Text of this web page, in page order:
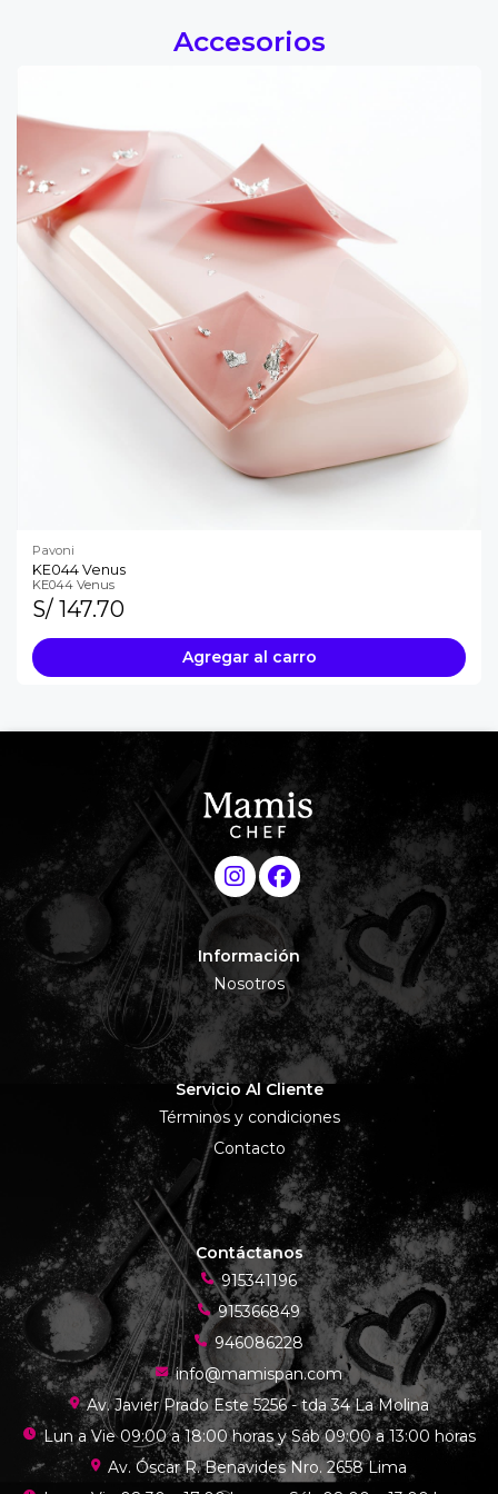
Accesorios
Pavoni
KE044 Venus
KE044 Venus
S/ 147.70
Agregar al carro
Información
Nosotros
Servicio Al Cliente
Términos y condiciones
Contacto
Contáctanos
915341196
915366849
946086228
info@mamispan.com
Av. Javier Prado Este 5256 - tda 34 La Molina
Lun a Vie 09:00 a 18:00 horas y Sáb 09:00 a 13:00 horas
Av. Óscar R. Benavides Nro. 2658 Lima